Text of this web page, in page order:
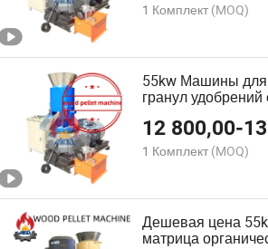
1 Комплект (MOQ)
55kw Машины для
гранул
12 800,00-
1 Комплект (MOQ)
Дешевая цена
матрица